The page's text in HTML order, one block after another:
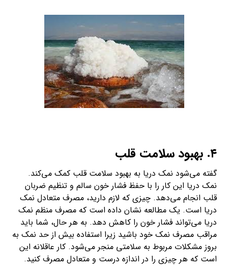
۴. بهبود سلامت قلب
گفته می‌شود نمک دریا به بهبود سلامت قلب کمک می‌‌کند.
نمک دریا این کار را با حفظ فشار خون سالم و تنظیم ضربان
قلب انجام می‌دهد. چیزی که لازم دارید، مصرف متعادل نمک
دریا است. یک مطالعه نشان داده است که مصرف منظم نمک
دریا می‌تواند فشار خون را کاهش دهد. به هر حال، شما باید
مراقب مصرف نمک خود باشید زیرا استفاده بیش از حد نمک به
بروز مشکلات مربوط به سلامتی منجر می‌شود. کار عاقلانه این
است که هر چیزی را در اندازه درست و متعادل مصرف کنید.